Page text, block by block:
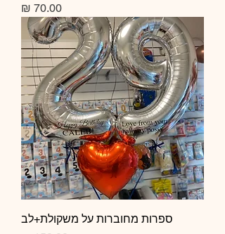
מחיר
ספרות מחוברות על משקולת+לב